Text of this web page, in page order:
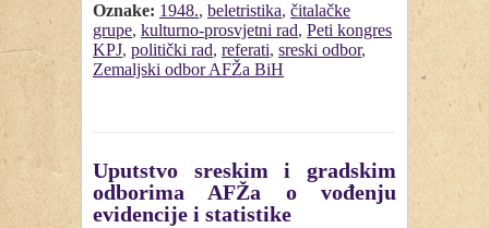
Oznake: 1948., beletristika, čitalačke
grupe, kulturno-prosvjetni rad, Peti kongres
KPJ, politički rad, referati, sreski odbor,
Zemaljski odbor AFŽa BiH
Uputstvo sreskim i gradskim
odborima AFŽa o vođenju
evidencije i statistike